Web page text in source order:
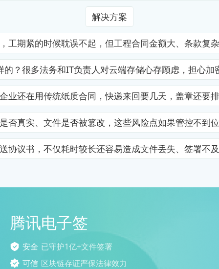
解决方案
期紧的时候耽误不起，但工程合同金额大、条款
很多法务和IT负责人对云端存储心存顾虑，担
还在用传统纸质合同，快递来回要几天，盖章还
真实、文件是否被篡改，这些风险点如果管控不
议书，不仅耗时较长还容易造成文件丢失、签署
腾讯电子签
安全 已守护1亿+文件签署
可信 区块链存证严保法律效力